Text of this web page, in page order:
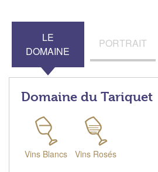
LE
DOMAINE
PORTRAIT
Domaine du Tariquet
Vins Blancs Vins Rosés